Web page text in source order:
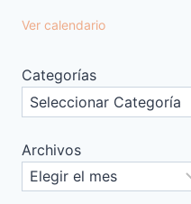
Ver calendario
Categorías
Archivos